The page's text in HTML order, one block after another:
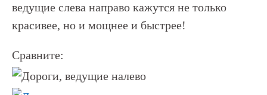
ведущие слева направо кажутся не только
красивее, но и мощнее и быстрее!
Сравните: